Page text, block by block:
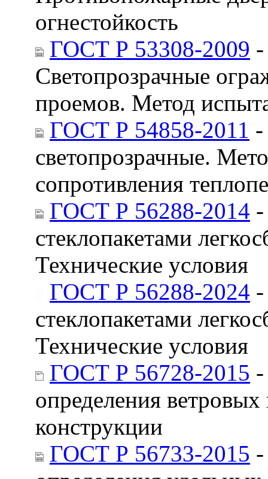
огнестойкость
ГОСТ Р 53308-2009
Светопрозрачные
проемов. Метод
ГОСТ Р 54858-2011 -
светопрозрачные.
сопротивления
ГОСТ Р 56288-2014
стеклопакетами
Технические условия
ГОСТ Р 56288-2024
стеклопакетами
Технические условия
ГОСТ Р 56728-2015
определения
конструкции
ГОСТ Р 56733-2015